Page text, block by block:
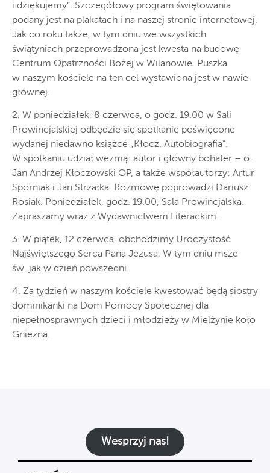
i dziękujemy”. Szczegółowy program świętowania
podany jest na plakatach i na naszej stronie internetowej.
Jak co roku także, w tym dniu we wszystkich
świątyniach przeprowadzona jest kwesta na budowę
Centrum Opatrzności Bożej w Wilanowie. Puszka
w naszym kościele na ten cel wystawiona jest w nawie
głównej.
2. W poniedziałek, 8 czerwca, o godz. 19.00 w Sali
Prowincjalskiej odbędzie się spotkanie poświęcone
wydanej niedawno książce „Kłocz. Autobiografia”.
W spotkaniu udział wezmą: autor i główny bohater – o.
Jan Andrzej Kłoczowski OP, a także współautorzy: Artur
Sporniak i Jan Strzałka. Rozmowę poprowadzi Dariusz
Rosiak. Poniedziałek, godz. 19.00, Sala Prowincjalska.
Zapraszamy wraz z Wydawnictwem Literackim.
3. W piątek, 12 czerwca, obchodzimy Uroczystość
Najświętszego Serca Pana Jezusa. W tym dniu msze
św. jak w dzień powszedni.
4. Za tydzień w naszym kościele kwestować będą siostry
dominikanki na Dom Pomocy Społecznej dla
niepełnosprawnych dzieci i młodzieży w Mielżynie koło
Gniezna.
Wesprzyj nas!